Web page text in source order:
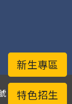
特色招生
新生專區
/ 電話總機:03-